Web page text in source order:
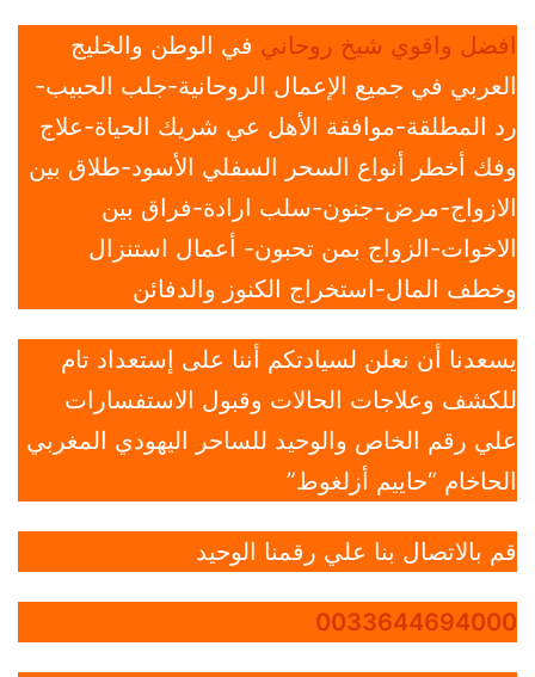
افضل واقوي شيخ روحاني في الوطن والخليج
العربي في جميع الإعمال الروحانية-جلب الحبيب-
رد المطلقة-موافقة الأهل عي شريك الحياة-علاج
وفك أخطر أنواع السحر السفلي الأسود-طلاق بين
الازواج-مرض-جنون-سلب ارادة-فراق بين
الاخوات-الزواج بمن تحبون- أعمال استنزال
وخطف المال-استخراج الكنوز والدفائن
يسعدنا أن نعلن لسيادتكم أننا على إستعداد تام
للكشف وعلاجات الحالات وقبول الاستفسارات
علي رقم الخاص والوحيد للساحر اليهودي المغربي
الحاخام “حاييم أزلغوط”
قم بالاتصال بنا علي رقمنا الوحيد
0033644694000